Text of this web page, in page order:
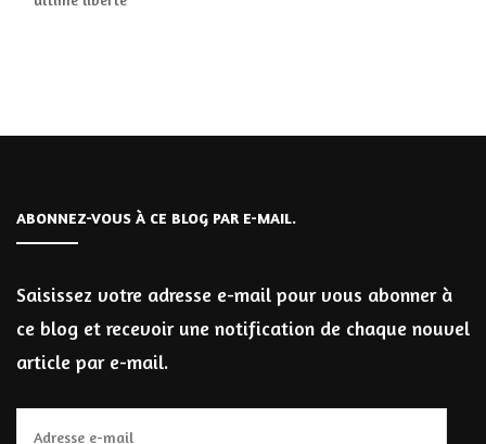
ABONNEZ-VOUS À CE BLOG PAR E-MAIL.
Saisissez votre adresse e-mail pour vous abonner à
ce blog et recevoir une notification de chaque nouvel
article par e-mail.